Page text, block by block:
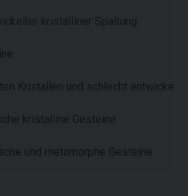
kristalliner Spaltung
Kristallen und schlecht
kristalline Gesteine
und metamorphe Gesteine